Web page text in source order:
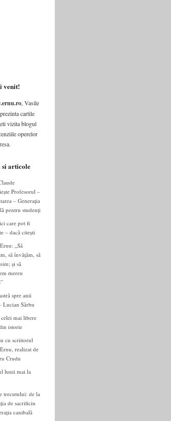
venit!
, Vasile
cartile
vizita blogul
operelor
si articole
Profesorul –
– Generația
pentru studenți
care pot fi
– dacă citești
„Să
să învățăm, să
și să
mereu
spre anii
Lucian Sârbu
celei mai libere
istorie
cu scriitorul
realizat de
Crudu
lunii mai la
trecutului: de la
de sacrificiu
canibală